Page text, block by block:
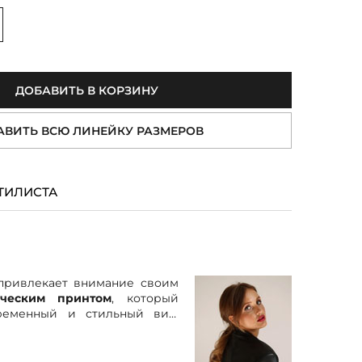
ДОБАВИТЬ В КОРЗИНУ
ВСЮ ЛИНЕЙКУ РАЗМЕРОВ
внимание своим
принтом, который
и стильный вид.
с цельнокроеными
что добавляет ему